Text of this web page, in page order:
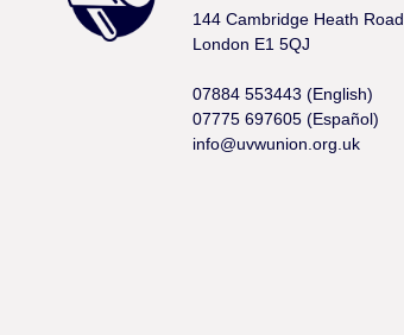
144 Cambridge Heath Road
London E1 5QJ
07884 553443 (English)
07775 697605 (Español)
info@uvwunion.org.uk